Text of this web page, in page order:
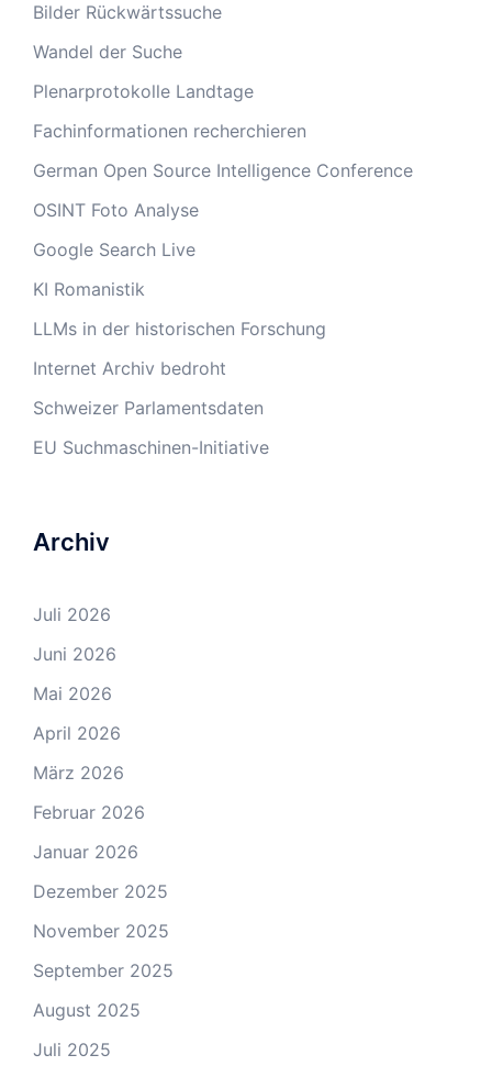
Bilder Rückwärtssuche
Wandel der Suche
Plenarprotokolle Landtage
Fachinformationen recherchieren
German Open Source Intelligence Conference
OSINT Foto Analyse
Google Search Live
KI Romanistik
LLMs in der historischen Forschung
Internet Archiv bedroht
Schweizer Parlamentsdaten
EU Suchmaschinen-Initiative
Archiv
Juli 2026
Juni 2026
Mai 2026
April 2026
März 2026
Februar 2026
Januar 2026
Dezember 2025
November 2025
September 2025
August 2025
Juli 2025